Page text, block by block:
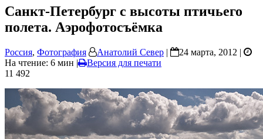
Санкт-Петербург с высоты птичьего
полета. Аэрофотосъёмка
Россия, Фотография Анатолий Север |
24 марта, 2012 |
На чтение: 6 мин |
Версия для печати
11 492